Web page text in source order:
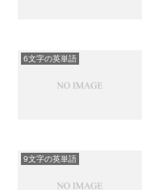
6文字の英単語
9文字の英単語